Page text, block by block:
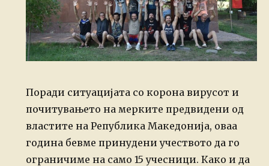
Поради ситуацијата со корона вирусот и
почитувањето на мерките предвидени од
властите на Република Македонија, оваа
година бевме принудени учеството да го
ограничиме на само 15 учесници. Како и да